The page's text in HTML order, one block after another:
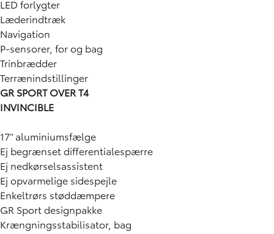
LED forlygter
Læderindtræk
Navigation
P-sensorer, for og bag
Trinbrædder
Terrænindstillinger
GR SPORT OVER T4
INVINCIBLE
17” aluminiumsfælge
Ej begrænset differentialespærre
Ej nedkørselsassistent
Ej opvarmelige sidespejle
Enkeltrørs støddæmpere
GR Sport designpakke
Krængningsstabilisator, bag